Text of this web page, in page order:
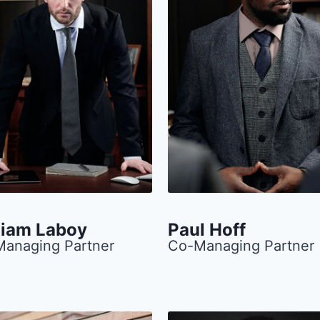
Laboy​
Partner
Paul Hoff
Co-Managing Partner